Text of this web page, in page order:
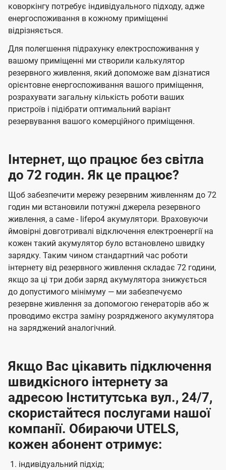
коворкінгу потребує індивідуального підходу, адже
енергоспоживання в кожному приміщенні
відрізняється.
Для полегшення підрахунку електроспоживання у
вашому приміщенні ми створили калькулятор
резервного живлення, який допоможе вам дізнатися
орієнтовне енергоспоживання вашого приміщення,
розрахувати загальну кількість роботи ваших
пристроїв і підібрати оптимальний варіант
резервування вашого комерційного приміщення.
Інтернет, що працює без світла
до 72 годин. Як це працює?
Щоб забезпечити мережу резервним живленням до 72
годин ми встановили потужні джерела резервного
живлення, а саме - lifepo4 акумулятори. Враховуючи
ймовірні довготривалі відключення електроенергії на
кожен такий акумулятор було встановлено швидку
зарядку. Таким чином стандартний час роботи
інтернету від резервного живлення складає 72 години,
якщо за ці три доби заряд акумулятора знижується
до допустимого мінімуму — ми забезпечуємо
резервне живлення за допомогою генераторів або ж
проводимо екстра заміну розрядженого акумулятора
на заряджений аналогічний.
Якщо Вас цікавить підключення
швидкісного інтернету за
адресою Інститутська вул., 24/7,
скористайтеся послугами нашої
компанії. Обираючи UTELS,
кожен абонент отримує:
індивідуальний підхід;